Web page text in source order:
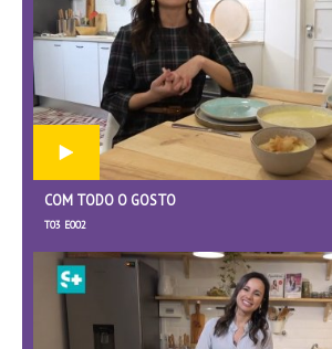
COM TODO O GOSTO
T03 E002